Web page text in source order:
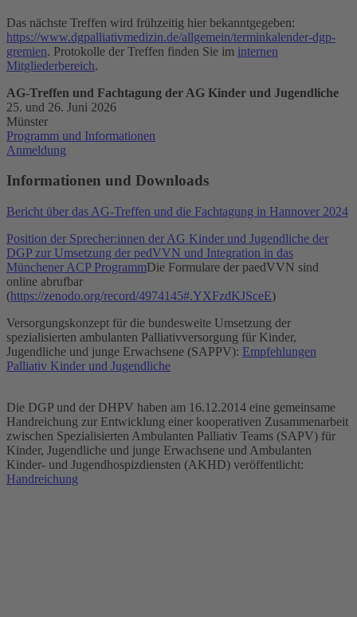
Das nächste Treffen wird frühzeitig hier bekanntgegeben:
https://www.dgpalliativmedizin.de/allgemein/terminkalender-dgp-
gremien. Protokolle der Treffen finden Sie im internen
Mitgliederbereich.
AG-Treffen und Fachtagung der AG Kinder und Jugendliche
25. und 26. Juni 2026
Münster
Programm und Informationen
Anmeldung
Informationen und Downloads
Bericht über das AG-Treffen und die Fachtagung in Hannover 2024
Position der Sprecher:innen der AG Kinder und Jugendliche der
DGP zur Umsetzung der pedVVN und Integration in das
Münchener ACP ProgrammDie Formulare der paedVVN sind
online abrufbar
(https://zenodo.org/record/4974145#.YXFzdKJSceE)
Versorgungskonzept für die bundesweite Umsetzung der
spezialisierten ambulanten Palliativversorgung für Kinder,
Jugendliche und junge Erwachsene (SAPPV): Empfehlungen
Palliativ Kinder und Jugendliche
Die DGP und der DHPV haben am 16.12.2014 eine gemeinsame
Handreichung zur Entwicklung einer kooperativen Zusammenarbeit
zwischen Spezialisierten Ambulanten Palliativ Teams (SAPV) für
Kinder, Jugendliche und junge Erwachsene und Ambulanten
Kinder- und Jugendhospizdiensten (AKHD) veröffentlicht:
Handreichung